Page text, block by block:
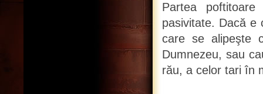
Partea
pasivitate. Dacă e
care se alipeşte
Dumnezeu, sau
rău, a celor tari în